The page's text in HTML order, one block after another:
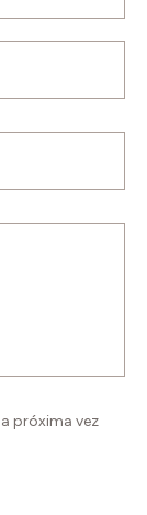
próxima vez